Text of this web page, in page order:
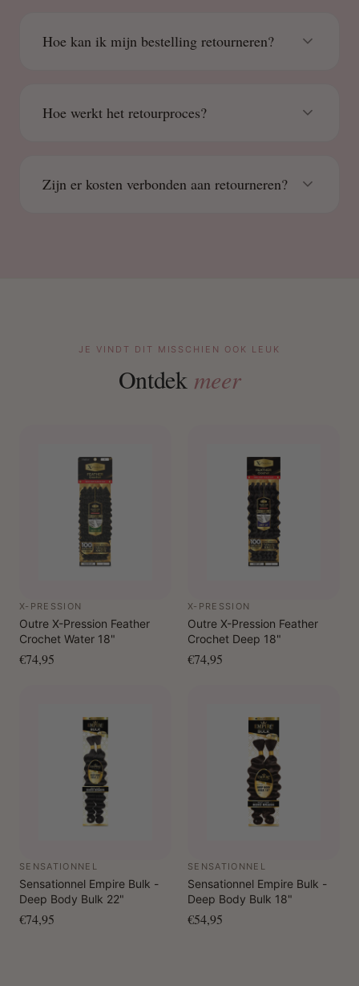
Hoe kan ik mijn bestelling retourneren?
Hoe werkt het retourproces?
Zijn er kosten verbonden aan retourneren?
JE VINDT DIT MISSCHIEN OOK LEUK
Ontdek meer
X-PRESSION
Outre X-Pression Feather
Crochet Water 18"
€74,95
X-PRESSION
Outre X-Pression Feather
Crochet Deep 18"
€74,95
SENSATIONNEL
Sensationnel Empire Bulk -
Deep Body Bulk 22"
€74,95
SENSATIONNEL
Sensationnel Empire Bulk -
Deep Body Bulk 18"
€54,95